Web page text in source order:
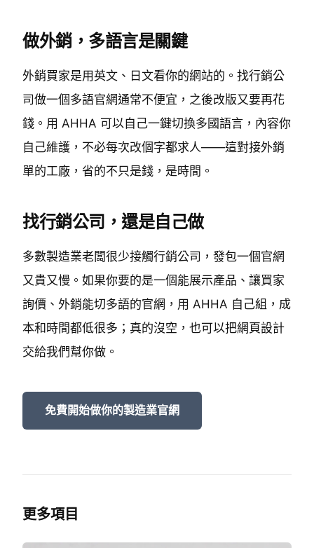
做外銷，多語言是關鍵
外銷買家是用英文、日文看你的網站的。找行銷公
司做一個多語官網通常不便宜，之後改版又要再花
錢。用 AHHA 可以自己一鍵切換多國語言，內容你
自己維護，不必每次改個字都求人——這對接外銷
單的工廠，省的不只是錢，是時間。
找行銷公司，還是自己做
多數製造業老闆很少接觸行銷公司，發包一個官網
又貴又慢。如果你要的是一個能展示產品、讓買家
詢價、外銷能切多語的官網，用 AHHA 自己組，成
本和時間都低很多；真的沒空，也可以把網頁設計
交給我們幫你做。
免費開始做你的製造業官網
更多項目